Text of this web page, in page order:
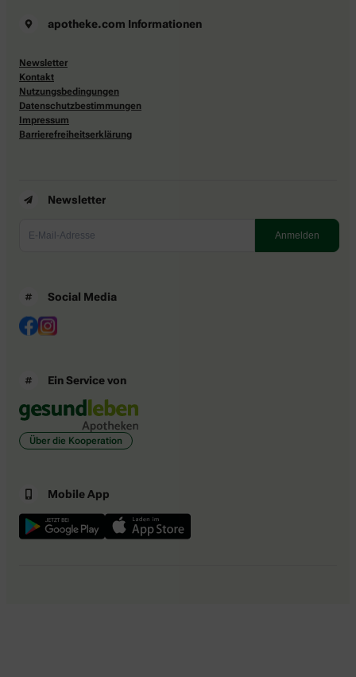
apotheke.com Informationen
Newsletter
Kontakt
Nutzungsbedingungen
Datenschutzbestimmungen
Impressum
Barrierefreiheitserklärung
Newsletter
Social Media
Ein Service von
Über die Kooperation
Mobile App